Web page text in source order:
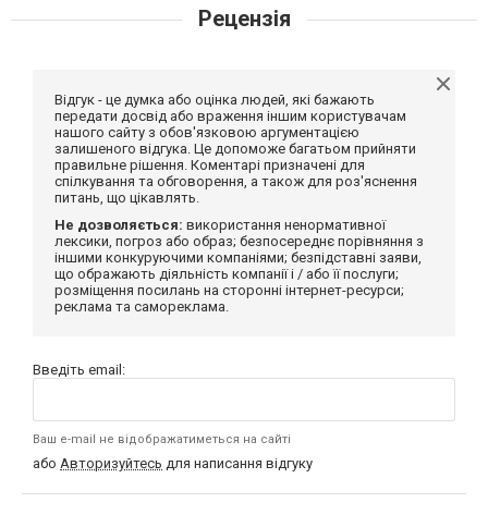
Рецензія
Відгук - це думка або оцінка людей, які бажають
передати досвід або враження іншим користувачам
нашого сайту з обов'язковою аргументацією
залишеного відгука. Це допоможе багатьом прийняти
правильне рішення. Коментарі призначені для
спілкування та обговорення, а також для роз'яснення
питань, що цікавлять.
Не дозволяється: використання ненормативної
лексики, погроз або образ; безпосереднє порівняння з
іншими конкуруючими компаніями; безпідставні заяви,
що ображають діяльність компанії і / або її послуги;
розміщення посилань на сторонні інтернет-ресурси;
реклама та самореклама.
Введіть email:
Ваш e-mail не відображатиметься на сайті
або Авторизуйтесь для написання відгуку